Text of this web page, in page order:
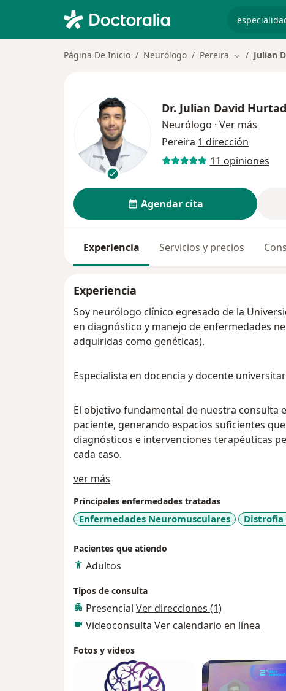
Página De Inicio Neurólogo Pereira Cambiar de
Julian
Dr. Julian David
Neurólogo · Ver más
Pereira 1 dirección
11 opiniones
Agendar cita
Experiencia Servicios y precios
Experiencia
Soy neurólogo clínico egresado de la
en diagnóstico y manejo de enfermedades
adquiridas como genéticas).
Especialista en docencia y docente
El objetivo fundamental de nuestra consulta
paciente, generando espacios suficientes
diagnósticos e intervenciones terapéuticas
cada caso.
ver más
Principales enfermedades tratadas
Enfermedades Neuromusculares
Pacientes que atiendo
Adultos
Tipos de consulta
Presencial Ver direcciones (1)
Videoconsulta Ver calendario en línea
Fotos y videos